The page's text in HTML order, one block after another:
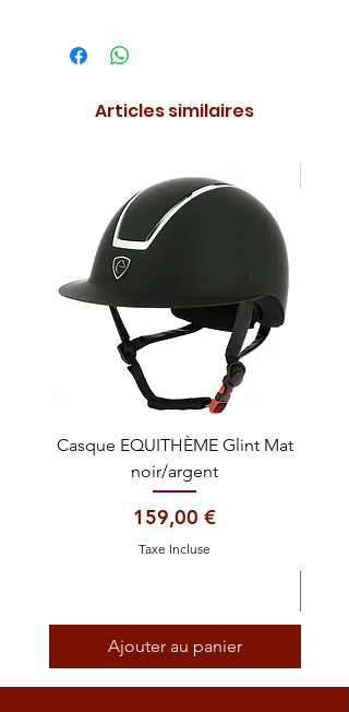
Articles similaires
Casque EQUITHÈME Glint Mat
noir/argent
Prix
159,00 €
Taxe Incluse
Ajouter au panier